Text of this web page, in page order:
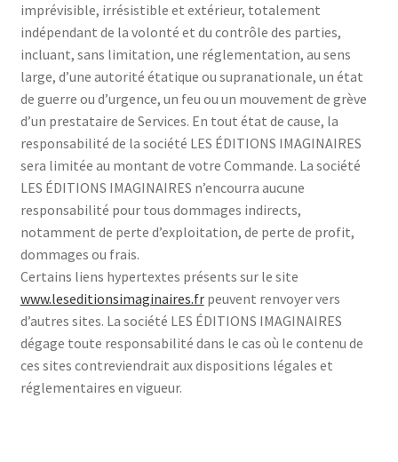
imprévisible, irrésistible et extérieur, totalement
indépendant de la volonté et du contrôle des parties,
incluant, sans limitation, une réglementation, au sens
large, d’une autorité étatique ou supranationale, un état
de guerre ou d’urgence, un feu ou un mouvement de grève
d’un prestataire de Services. En tout état de cause, la
responsabilité de la société LES ÉDITIONS IMAGINAIRES
sera limitée au montant de votre Commande. La société
LES ÉDITIONS IMAGINAIRES n’encourra aucune
responsabilité pour tous dommages indirects,
notamment de perte d’exploitation, de perte de profit,
dommages ou frais.
Certains liens hypertextes présents sur le site
www.leseditionsimaginaires.frpeuvent renvoyer vers
d’autres sites. La société LES ÉDITIONS IMAGINAIRES
dégage toute responsabilité dans le cas où le contenu de
ces sites contreviendrait aux dispositions légales et
réglementaires en vigueur.